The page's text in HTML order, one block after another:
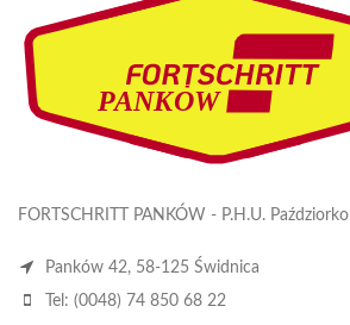
FORTSCHRITT PANKÓW - P.H.U. Paździorko
Panków 42, 58-125 Świdnica
Tel: (0048) 74 850 68 22